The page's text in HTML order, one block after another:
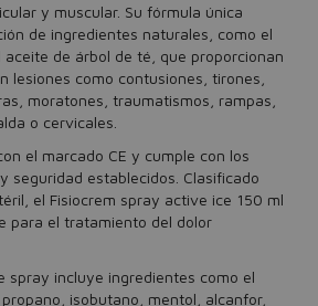
y muscular. Su fórmula única
de ingredientes naturales, como el
de árbol de té, que proporcionan
lesiones como contusiones, tirones,
moratones, traumatismos, rampas,
o cervicales.
el marcado CE y cumple con los
seguridad establecidos. Clasificado
el Fisiocrem spray active ice 150 ml
para el tratamiento del dolor
spray incluye ingredientes como el
isobutano, mentol, alcanfor,